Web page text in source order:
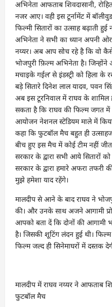
अभिनेता आफताब शिवदासानी,
नजर आए। वही इस टूर्नामेंट में
फिल्मी सितारों का उत्साह बढ़ाती
अभिनेता ने सभी का ध्यान अपनी
नय्यर। अब आप सोच रहे है कि वो
भोजपुरी फ़िल्म अभिनेता है। जिन्होंने
मचाइके गईल’ से इंडस्ट्री को हिला के
बड़े सितारे दिनेश लाल यादव, पवन
अब इस टूरनिवाल में राघव के शामिल
सकता है कि राघव की फिल्म जगत में
आयोजन नेशनल स्टेडियम माले में
कहा कि फुटबॉल मैच बहुत ही
बीच हुए इस मैच में कोई टीम नहीं
सरकार के द्वारा सभी आये सितारों
सरकार के द्वारा हमारे अफरा तफरी
मुझे हमेशा याद रहेंगे।
मालदीप से आने के बाद राघव ने
की। और उनके साथ अजने आगामी
आपको बता दें कि दोनों की आगामी
है। जिसकी शूटिंग लंदन हुई थी। फिल्म
फिल्म जल्द ही सिनेमाघरों में दस्तक
मालदीप में राघव नय्यर ने आफताब
फुटबॉल मैच